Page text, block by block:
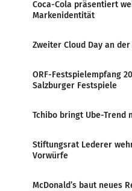
Coca-Cola präsentiert
Markenidentität
Zweiter Cloud Day an der
ORF-Festspielempfang
Salzburger Festspiele
Tchibo bringt Ube-Trend
Stiftungsrat Lederer
Vorwürfe
McDonald’s baut neues